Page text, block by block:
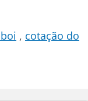
cotação do